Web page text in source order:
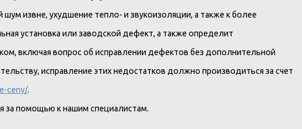
извне, ухудшение тепло- и звукоизоляции, а также к более
установка или заводской дефект, а также определит
включая вопрос об исправлении дефектов без дополнительной
исправление этих недостатков должно производиться за счет
ceny/.
за помощью к нашим специалистам.